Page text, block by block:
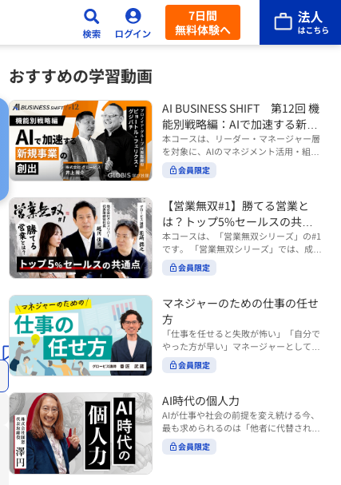
7日間
無料体験へ
おすすめの学習動画
AI BUSINESS SHIFT 第12回 機
能別戦略編：AIで加速する新規
事業の創出
本コースは、リーダー・マネージャー層
を対象に、AIのマネジメント活用・組織
活用を体系的に学ぶ 『AI BUSINESS SHI
FTシリーズ（全12回）』の第12回で
る新規事業の創出」では、新規事業やス
タートアップを取り巻く環境がどのよう
に変化しているのかを俯瞰し、新たな価
値創造と非連続な成長を生み出すため
に、AI時代における事業機会の捉え方
や、成功確率を高めるための考え方につ
携わるリーダー・マネージャーの方 ・AI
を活用して事業創出のスピードや成功確
率を高めたい方 ・AI時代における新規事
業リーダーの役割やマインドセットを学
びたい方 ■AIシフトシリーズとは？ 『AI
BUSINESS SHIFTシリーズ』は以下の3
す。（順次公開） https://unlimited.glo
bis.co.jp/ja/tags/AI%E3%83%93%E3%8
2%B8%E3%83%8D%E3%82%B9%E3%
82%B7%E3%83%95%E3%83%88 ・基
礎編（第1回〜3回）：リーダーやマネー
会員限定
【営業無双#1】勝てる営業と
は？トップ5%セールスの共通
点
本コースは、「営業無双シリーズ」の#1
です。 「営業無双シリーズ」では、成約
率アップに向けて、お客様に選ばれ続け
る無双の営業になるための実践的な考え
（#2以降は順次公開） 本コースでは、
「勝てる営業とは？トップ5%セールス
の共通点」をテーマに BtoBでお客様に
選ばれる営業の役割 トップ5％のセール
スに共通する行動や考え方 成果につなが
る実践的なポイント などを解説します。
◾️こんな方におすすめ 提案しても顧客に
が多い方 顧客の本当の課題や決裁者の判
断基準をつかみきれず、案件が前に進ま
ない方 再現性のある営業テクニックを身
につけたい方 ※本動画は、制作時点の情
報に基づき作成したものです（2026年7
会員限定
マネジャーのための仕事の任せ
方
「仕事を任せると失敗が怖い」「自分で
やった方が早い」マネージャーとしてメ
ンバーやチームの力を引き出しながら成
果を上げるには、どのように仕事を任せ
い時代において、マネージャーとして成
果を上げ続けるためには、メンバーの個
性や特性を理解し、それに合わせた効果
的な任せ方を身につけることが重要で
す。このコースでは、ソーシャルスタイ
会員限定
AI時代の個人力
AIが仕事や社会の前提を変え続ける今、
最も求められるのは「他者に代替されな
い個としての力」“個人力”です。 本コー
スでは、澤円氏の著書『個人力』をもと
会員限定